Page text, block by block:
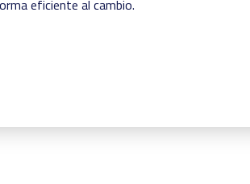
eficiente al cambio.